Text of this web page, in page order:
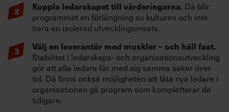
Koppla ledarskapet till värderingarna. Då blir
programmet en förlängning av kulturen och inte
bara en isolerad utvecklingsinsats.
Välj en leverantör med muskler – och håll fast.
Stabilitet i ledarskaps- och organisationsutveckling
gör att alla ledare får med sig samma saker över
tid. Då finns också möjligheten att låta nya ledare i
organisationen gå program som kompletterar de
tidigare.